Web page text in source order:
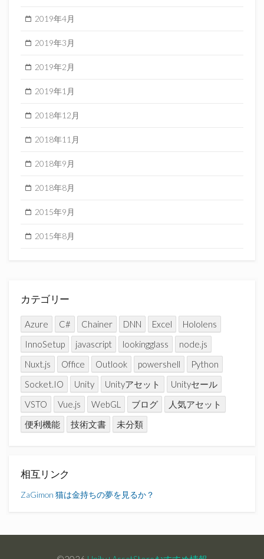
2019年4月
2019年3月
2019年2月
2019年1月
2018年12月
2018年11月
2018年9月
2018年8月
2015年9月
2015年8月
カテゴリー
Azure C# Chainer DNN Excel
Hololens
InnoSetup
javascript lookingglass
node.js
Nuxt.js
Office Outlook powershell
Python
Socket.IO
Unity Unityアセット
Unityセール
VSTO
Vue.js WebGL ブログ
人気アセット
便利機能
技術文書 未分類
相互リンク
ZaGimon 猫は金持ちの夢を見るか？